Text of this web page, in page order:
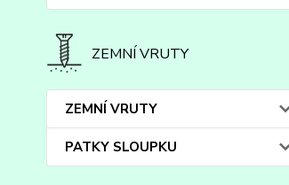
ZEMNÍ VRUTY
ZEMNÍ VRUTY
PATKY SLOUPKU